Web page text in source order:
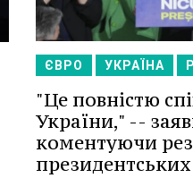
ЄВРО УКРАЇНА
"Це повністю
України," --
коментуючи